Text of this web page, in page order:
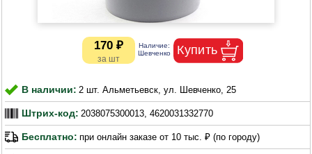
170 ₽
В наличии: 2 шт. Альметьевск, ул. Шевченко, 25
Штрих-код: 2038075300013, 4620031332770
Бесплатно: при онлайн заказе от 10 тыс. ₽ (по городу)